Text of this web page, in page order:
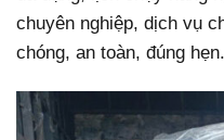
chuyên nghiệp, dịch vụ
chóng, an toàn, đúng hẹn.